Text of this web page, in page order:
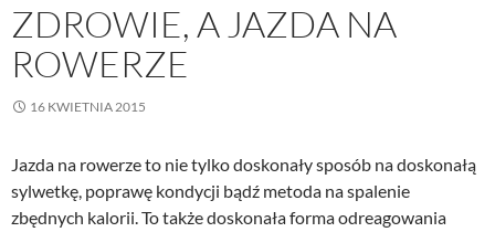
ZDROWIE, A JAZDA NA
ROWERZE
16 KWIETNIA 2015
Jazda na rowerze to nie tylko doskonały sposób na doskonałą
sylwetkę, poprawę kondycji bądź metoda na spalenie
zbędnych kalorii. To także doskonała forma odreagowania